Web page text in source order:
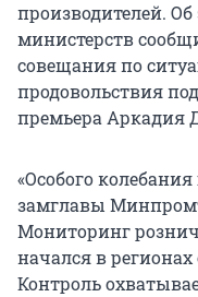
производителей.
министерств
совещания по
продовольствия
премьера Аркадия
«Особого
замглавы
Мониторинг
начался в регионах
Контроль